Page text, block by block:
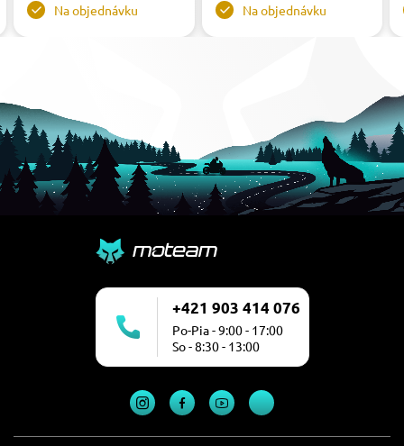
Na objednávku Na objednávku
+421 903 414 076
Po-Pia - 9:00 - 17:00
So - 8:30 - 13:00